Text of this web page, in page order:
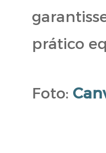
prático
Foto: